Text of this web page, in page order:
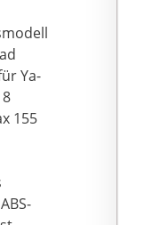
Ya-
155